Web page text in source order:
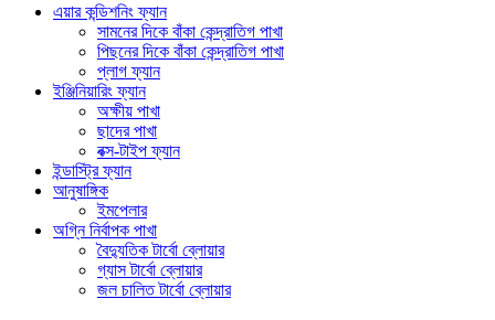
এয়ার কন্ডিশনিং ফ্যান
সামনের দিকে বাঁকা কেন্দ্রাতিগ পাখা
পিছনের দিকে বাঁকা কেন্দ্রাতিগ পাখা
প্লাগ ফ্যান
ইঞ্জিনিয়ারিং ফ্যান
অক্ষীয় পাখা
ছাদের পাখা
বক্স-টাইপ ফ্যান
ইন্ডাস্ট্রি ফ্যান
আনুষাঙ্গিক
ইমপেলার
অগ্নি নির্বাপক পাখা
বৈদ্যুতিক টার্বো ব্লোয়ার
গ্যাস টার্বো ব্লোয়ার
জল চালিত টার্বো ব্লোয়ার